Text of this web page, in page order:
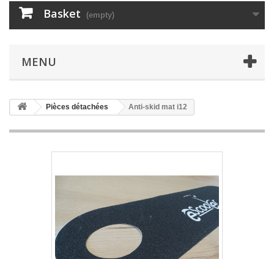
Basket (empty)
MENU
Pièces détachées Anti-skid mat i12